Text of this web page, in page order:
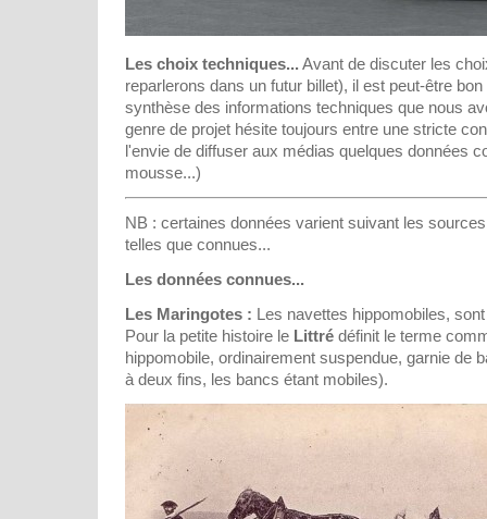
Les choix techniques... Avant de discuter les
reparlerons dans un futur billet), il est peut-être
synthèse des informations techniques que nous
genre de projet hésite toujours entre une stricte
l'envie de diffuser aux médias quelques données
mousse...)
NB : certaines données varient suivant les
telles que connues...
Les données connues...
Les Maringotes : Les navettes hippomobiles,
Pour la petite histoire le Littré définit le terme
hippomobile, ordinairement suspendue, garnie de
à deux fins, les bancs étant mobiles).